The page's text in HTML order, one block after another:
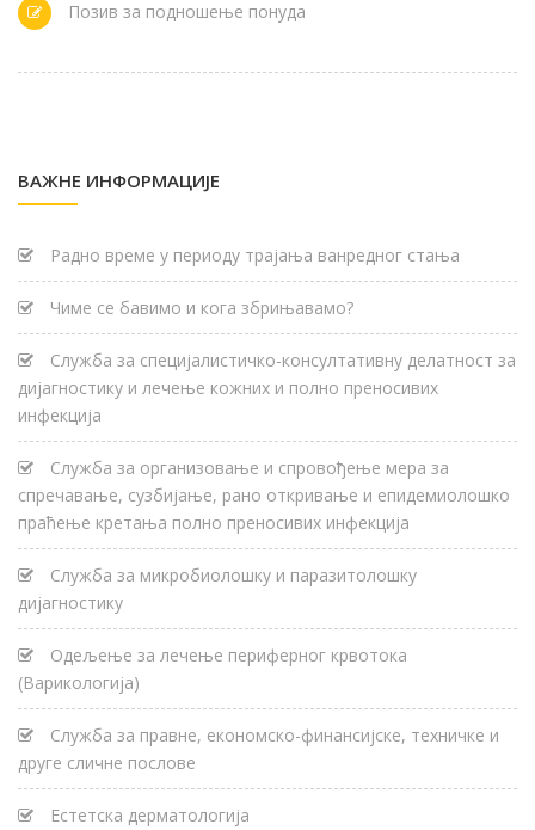
Позив за подношење понуда
ВАЖНЕ ИНФОРМАЦИЈЕ
Радно време у периоду трајања ванредног стања
Чиме се бавимо и кога збрињавамо?
Служба за специјалистичко-консултативну делатност за
дијагностику и лечење кожних и полно преносивих
инфекција
Служба за организовање и спровођење мера за
спречавање, сузбијање, рано откривање и епидемиолошко
праћење кретања полно преносивих инфекција
Служба за микробиолошку и паразитолошку
дијагностику
Одељење за лечење периферног крвотока
(Варикологија)
Служба за правне, економско-финансијске, техничке и
друге сличне послове
Естетска дерматологија